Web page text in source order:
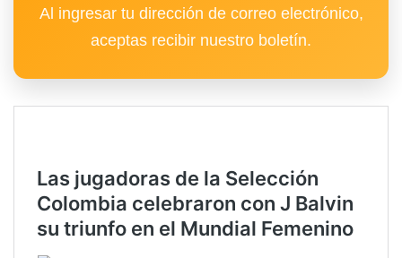
Al ingresar tu dirección de correo electrónico,
aceptas recibir nuestro boletín.